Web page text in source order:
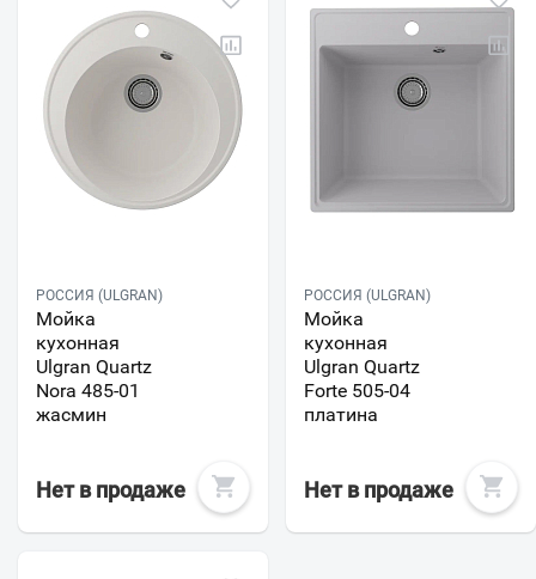
РОССИЯ (ULGRAN)
Мойка
кухонная
Ulgran Quartz
Nora 485-01
жасмин
Нет в продаже
РОССИЯ (ULGRAN)
Мойка
кухонная
Ulgran Quartz
Forte 505-04
платина
Нет в продаже